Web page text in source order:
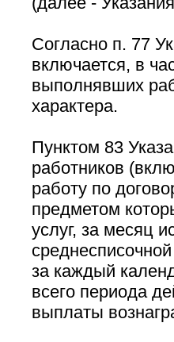
Согласно п. 77
включается, в
выполнявших
характера.
Пунктом 83
работников
работу по
предметом
услуг, за месяц
за каждый
всего периода
выплаты